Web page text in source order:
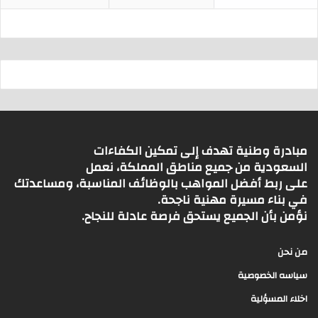
مبادرة وطنية تهدف إلى تمكين الكفاءات
السعودية من جميع مناطق المملكة، نعمل
على ربط أفضل المواهب بالوظائف المناسبة، ومساعدتك
في بناء مسيرة مهنية ناجحة.
نؤمن بأن الجميع يستحق فرصة عادلة للنجاح.
من نحن
سياسه الخصوصية
اخلاء المسؤلية